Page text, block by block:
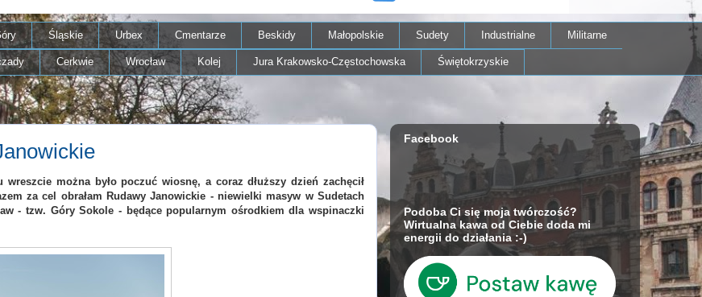
Śląskie Urbex Cmentarze Beskidy Małopolskie Sudety Industrialne Militarne
Cerkwie Wrocław Kolej Jura Krakowsko-Częstochowska Świętokrzyskie
można było poczuć wiosnę, a coraz dłuższy dzień zachęcił
za cel obrałam Rudawy Janowickie - niewielki masyw w Sudetach
- tzw. Góry Sokole - będące popularnym ośrodkiem dla wspinaczki
Facebook
Podoba Ci się moja twórczość?
Wirtualna kawa od Ciebie doda mi
energii do działania :-)